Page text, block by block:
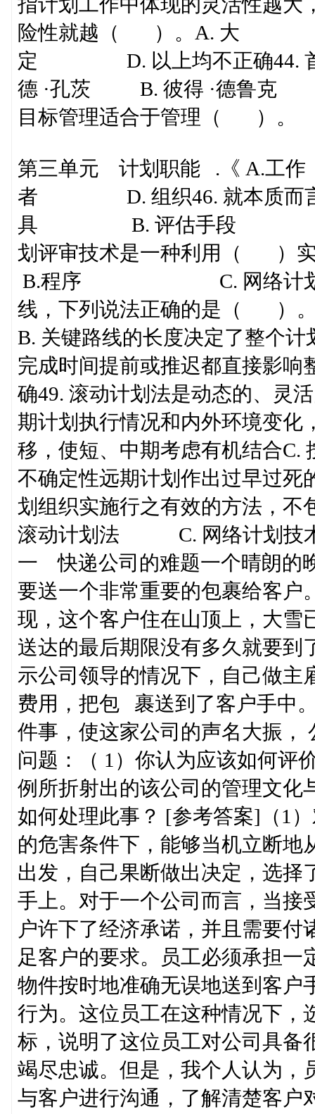
险性就越（ ）
定 D. 以上均不正确44. 首
德 ·孔茨 B. 彼得 ·德鲁克 C.
目标管理适合于管理（ ）。
第三单元 计划职能
者 D. 组织46. 就本质而言
具 B. 评估手段 C.
划评审技术是一种利用
B.程序 C. 网络计划图
线，下列说法正确的是（ ）。
B. 关键路线的长度决定了整个
完成时间提前或推迟都直接影响
确49. 滚动计划法是动态的、
期计划执行情况和内外环境变化
移，使短、中期考虑有机结合C.
不确定性远期计划作出过早过死
划组织实施行之有效的方
滚动计划法 C. 网络计划技
一 快递公司的难题一个晴朗的
要送一个非常重要的包裹给客户
现，这个客户住在山顶上，大雪
送达的最后期限没有多久就要到
示公司领导的情况下，自己做主
费用，把包 裹送到了客户手中
件事，使这家公司的声名大振，
问题：（ 1）你认为应该如何评
例所折射出的该公司的管理文化
如何处理此事？ [参考答案]（1
的危害条件下，能够当机立断地
出发，自己果断做出决定，选择
手上。对于一个公司而言，当接
户许下了经济承诺，并且需要
足客户的要求。员工必须承担一
物件按时地准确无误地送到客户
行为。这位员工在这种情况下，
标，说明了这位员工对公司具备
竭尽忠诚。但是，我个人认为，
与客户进行沟通，了解清楚客户